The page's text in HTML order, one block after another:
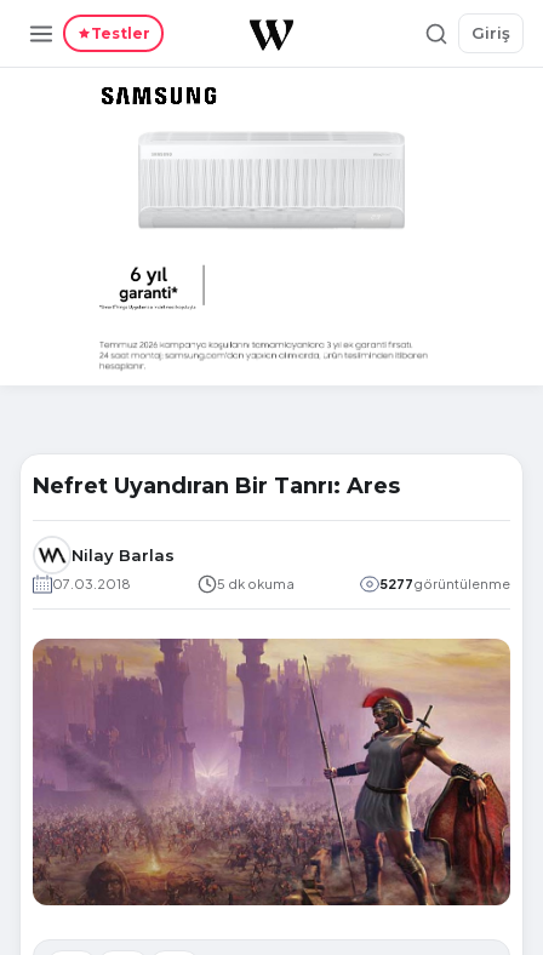
Testler Giriş
Nefret Uyandıran Bir Tanrı: Ares
Nilay Barlas
07.03.2018 5 dk okuma 5277görüntülenme